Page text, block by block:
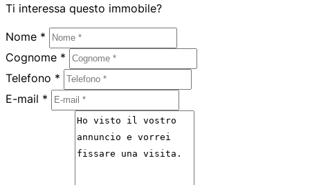
Ti interessa questo immobile?
Nome *
Cognome *
Telefono *
E-mail *